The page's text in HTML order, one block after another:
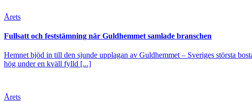
Årets
Fullsatt och feststämning när Guldhemmet samlade branschen
Hemnet bjöd in till den sjunde upplagan av Guldhemmet – Sveriges största
hög under en kväll fylld [...]
Årets